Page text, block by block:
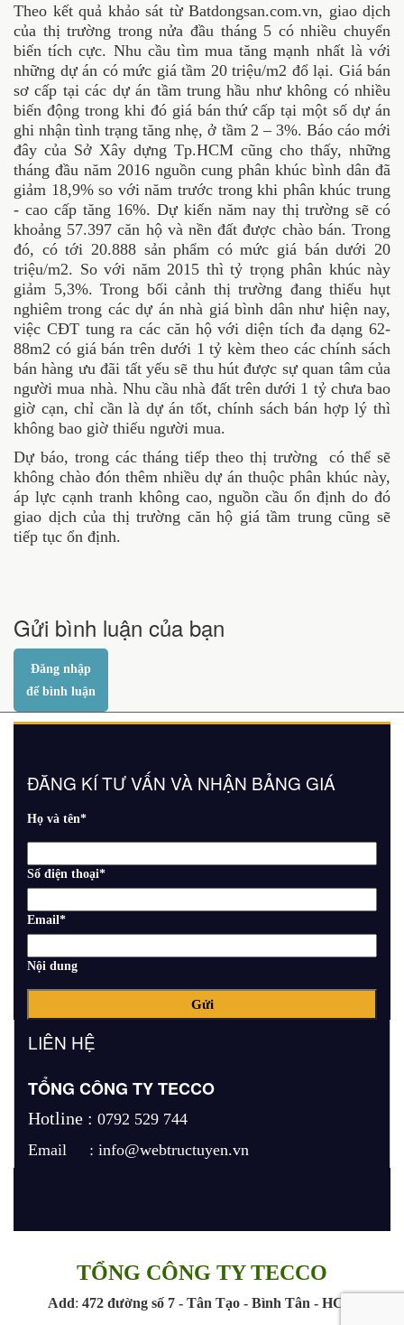
Theo kết quả khảo sát từ Batdongsan.com.vn, giao dịch
của thị trường trong nửa đầu tháng 5 có nhiều chuyển
biến tích cực. Nhu cầu tìm mua tăng mạnh nhất là với
những dự án có mức giá tầm 20 triệu/m2 đổ lại. Giá bán
sơ cấp tại các dự án tầm trung hầu như không có nhiều
biến động trong khi đó giá bán thứ cấp tại một số dự án
ghi nhận tình trạng tăng nhẹ, ở tầm 2 – 3%. Báo cáo mới
đây của Sở Xây dựng Tp.HCM cũng cho thấy, những
tháng đầu năm 2016 nguồn cung phân khúc bình dân đã
giảm 18,9% so với năm trước trong khi phân khúc trung
- cao cấp tăng 16%. Dự kiến năm nay thị trường sẽ có
khoảng 57.397 căn hộ và nền đất được chào bán. Trong
đó, có tới 20.888 sản phẩm có mức giá bán dưới 20
triệu/m2. So với năm 2015 thì tỷ trọng phân khúc này
giảm 5,3%. Trong bối cảnh thị trường đang thiếu hụt
nghiêm trong các dự án nhà giá bình dân như hiện nay,
việc CĐT tung ra các căn hộ với diện tích đa dạng 62-
88m2 có giá bán trên dưới 1 tỷ kèm theo các chính sách
bán hàng ưu đãi tất yếu sẽ thu hút được sự quan tâm của
người mua nhà. Nhu cầu nhà đất trên dưới 1 tỷ chưa bao
giờ cạn, chỉ cần là dự án tốt, chính sách bán hợp lý thì
không bao giờ thiếu người mua.
Dự báo, trong các tháng tiếp theo thị trường có thể sẽ
không chào đón thêm nhiều dự án thuộc phân khúc này,
áp lực cạnh tranh không cao, nguồn cầu ổn định do đó
giao dịch của thị trường căn hộ giá tầm trung cũng sẽ
tiếp tục ổn định.
Gửi bình luận của bạn
Đăng nhập
để bình luận
ĐĂNG KÍ TƯ VẤN VÀ NHẬN BẢNG GIÁ
Họ và tên*
Số điện thoại*
Email*
Nội dung
LIÊN HỆ
TỔNG CÔNG TY TECCO
Hotline : 0792 529 744
Email : info@webtructuyen.vn
TỔNG CÔNG TY TECCO
Add: 472 đường số 7 - Tân Tạo - Bình Tân - HCM